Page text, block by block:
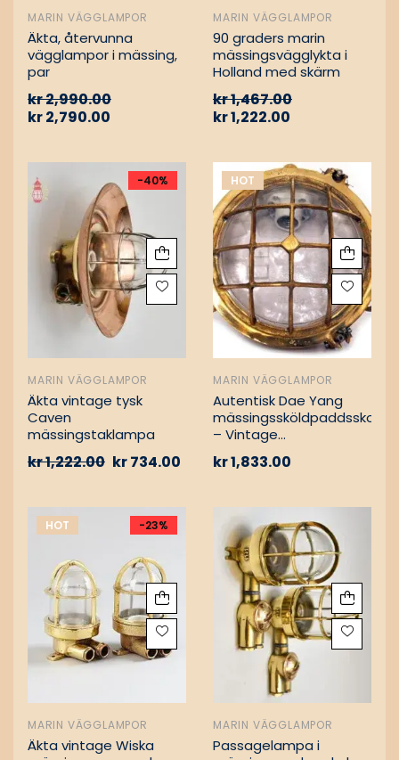
MARIN VÄGGLAMPOR
Äkta, återvunna
vägglampor i mässing,
par
kr2,990.00
kr2,790.00
MARIN VÄGGLAMPOR
90 graders marin
mässingsvägglykta i
Holland med skärm
kr1,467.00
kr1,222.00
-40%
MARIN VÄGGLAMPOR
Äkta vintage tysk
Caven
mässingstaklampa
kr1,222.00 kr734.00
HOT
MARIN VÄGGLAMPOR
Autentisk Dae Yang
– Vintage
kr1,833.00
HOT -23%
MARIN VÄGGLAMPOR
Äkta vintage Wiska
MARIN VÄGGLAMPOR
Passagelampa i